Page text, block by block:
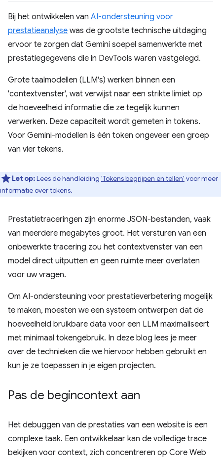
Bij het ontwikkelen van AI-ondersteuning voor
prestatieanalyse was de grootste technische uitdaging
ervoor te zorgen dat Gemini soepel samenwerkte met
prestatiegegevens die in DevTools waren vastgelegd.
Grote taalmodellen (LLM's) werken binnen een
'contextvenster', wat verwijst naar een strikte limiet op
de hoeveelheid informatie die ze tegelijk kunnen
verwerken. Deze capaciteit wordt gemeten in tokens.
Voor Gemini-modellen is één token ongeveer een groep
van vier tekens.
Let op:Lees de handleiding 'Tokens begrijpen en tellen' voor meer
informatie over tokens.
Prestatietraceringen zijn enorme JSON-bestanden, vaak
van meerdere megabytes groot. Het versturen van een
onbewerkte tracering zou het contextvenster van een
model direct uitputten en geen ruimte meer overlaten
voor uw vragen.
Om AI-ondersteuning voor prestatieverbetering mogelijk
te maken, moesten we een systeem ontwerpen dat de
hoeveelheid bruikbare data voor een LLM maximaliseert
met minimaal tokengebruik. In deze blog lees je meer
over de technieken die we hiervoor hebben gebruikt en
kun je ze toepassen in je eigen projecten.
Pas de begincontext aan
Het debuggen van de prestaties van een website is een
complexe taak. Een ontwikkelaar kan de volledige trace
bekijken voor context, zich concentreren op Core Web